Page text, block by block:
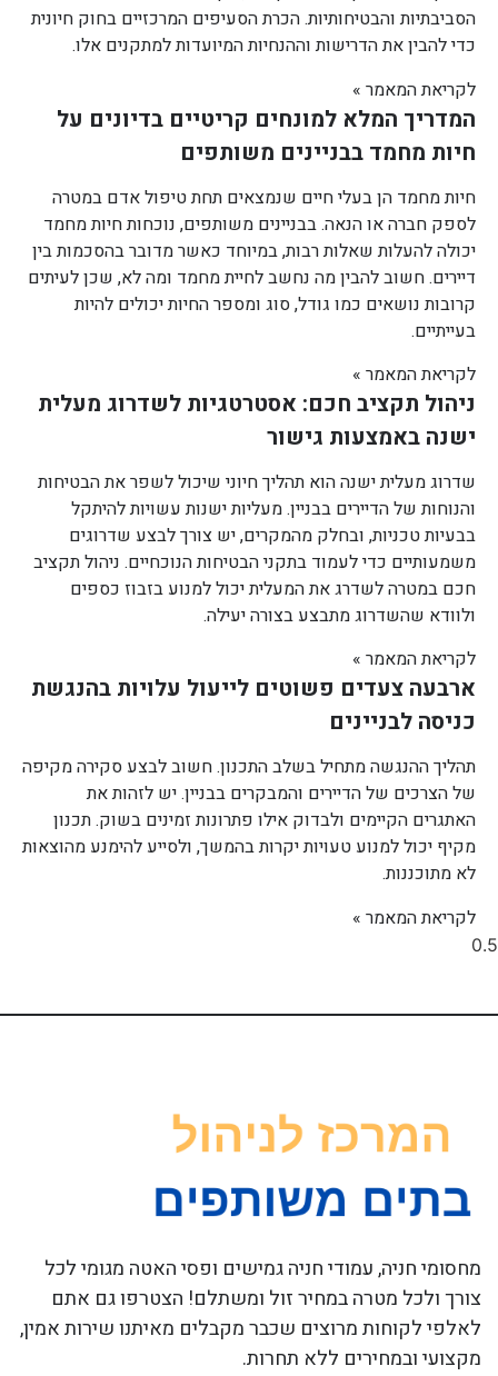
הסביבתיות והבטיחותיות. הכרת הסעיפים המרכזיים בחוק חיונית
כדי להבין את הדרישות וההנחיות המיועדות למתקנים אלו.
לקריאת המאמר »
המדריך המלא למונחים קריטיים בדיונים על
חיות מחמד בבניינים משותפים
חיות מחמד הן בעלי חיים שנמצאים תחת טיפול אדם במטרה
לספק חברה או הנאה. בבניינים משותפים, נוכחות חיות מחמד
יכולה להעלות שאלות רבות, במיוחד כאשר מדובר בהסכמות בין
דיירים. חשוב להבין מה נחשב לחיית מחמד ומה לא, שכן לעיתים
קרובות נושאים כמו גודל, סוג ומספר החיות יכולים להיות
בעייתיים.
לקריאת המאמר »
ניהול תקציב חכם: אסטרטגיות לשדרוג מעלית
ישנה באמצעות גישור
שדרוג מעלית ישנה הוא תהליך חיוני שיכול לשפר את הבטיחות
והנוחות של הדיירים בבניין. מעליות ישנות עשויות להיתקל
בבעיות טכניות, ובחלק מהמקרים, יש צורך לבצע שדרוגים
משמעותיים כדי לעמוד בתקני הבטיחות הנוכחיים. ניהול תקציב
חכם במטרה לשדרג את המעלית יכול למנוע בזבוז כספים
ולוודא שהשדרוג מתבצע בצורה יעילה.
לקריאת המאמר »
ארבעה צעדים פשוטים לייעול עלויות בהנגשת
כניסה לבניינים
תהליך ההנגשה מתחיל בשלב התכנון. חשוב לבצע סקירה מקיפה
של הצרכים של הדיירים והמבקרים בבניין. יש לזהות את
האתגרים הקיימים ולבדוק אילו פתרונות זמינים בשוק. תכנון
מקיף יכול למנוע טעויות יקרות בהמשך, ולסייע להימנע מהוצאות
לא מתוכננות.
לקריאת המאמר »
מחסומי חניה, עמודי חניה גמישים ופסי האטה מגומי לכל
צורך ולכל מטרה במחיר זול ומשתלם! הצטרפו גם אתם
לאלפי לקוחות מרוצים שכבר מקבלים מאיתנו שירות אמין,
מקצועי ובמחירים ללא תחרות.